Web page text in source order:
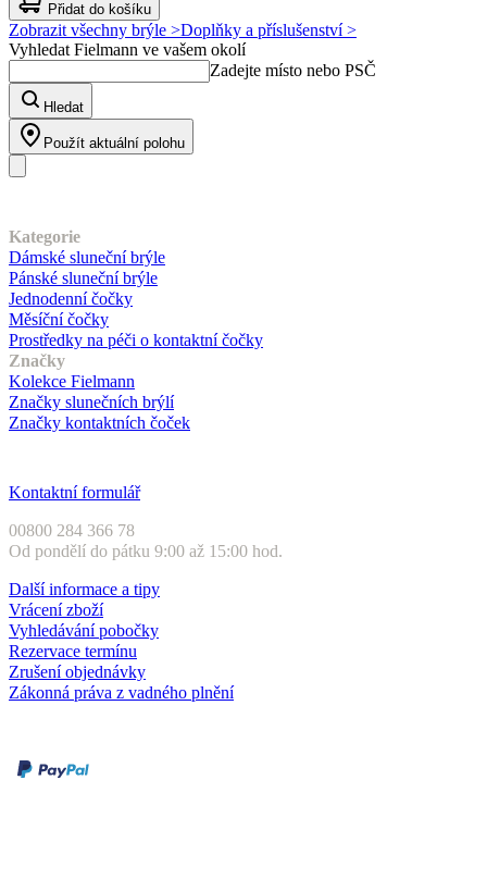
Přidat do košíku
Zobrazit všechny brýle >Doplňky a příslušenství >
Vyhledat Fielmann ve vašem okolí
Zadejte místo nebo PSČ
Hledat
Použít aktuální polohu
Kategorie
Dámské sluneční brýle
Pánské sluneční brýle
Jednodenní čočky
Měsíční čočky
Prostředky na péči o kontaktní čočky
Značky
Kolekce Fielmann
Značky slunečních brýlí
Značky kontaktních čoček
Kontaktní formulář
00800 284 366 78
Od pondělí do pátku 9:00 až 15:00 hod.
Další informace a tipy
Vrácení zboží
Vyhledávání pobočky
Rezervace termínu
Zrušení objednávky
Zákonná práva z vadného plnění